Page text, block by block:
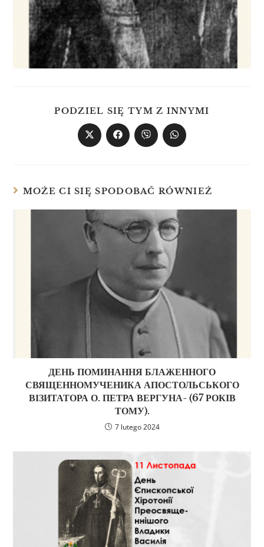
PODZIEL SIĘ TYM Z INNYMI
MOŻE CI SIĘ SPODOBAĆ RÓWNIEŻ
ДЕНЬ ПОМИНАННЯ БЛАЖЕННОГО
СВЯЩЕННОМУЧЕНИКА АПОСТОЛЬСЬКОГО
ВІЗИТАТОРА О. ПЕТРА ВЕРГУНА- (67 РОКІВ
ТОМУ).
7 lutego 2024